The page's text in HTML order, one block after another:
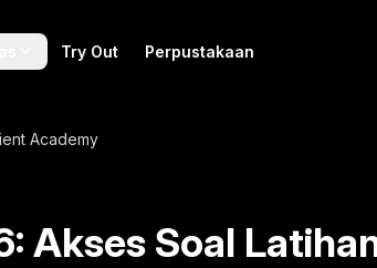
Try Out Perpustakaan
Academy
Akses Soal